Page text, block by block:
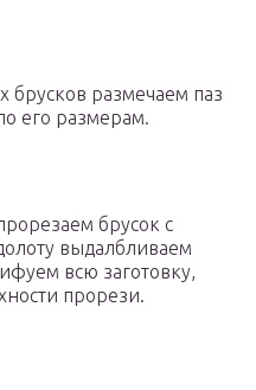
брусков размечаем паз
его размерам.
брусок с
выдалбливаем
всю заготовку,
прорези.